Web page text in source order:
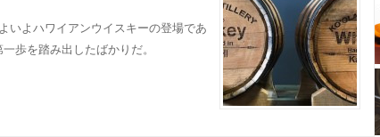
いよハワイアンウイスキーの登場であ
歩を踏み出したばかりだ。